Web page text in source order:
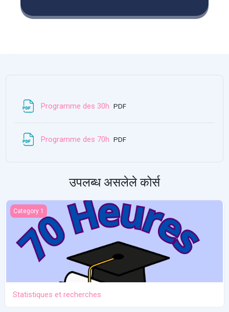
Programme des 30h साधन
PDF
Programme des 70h साधन
PDF
उपलब्ध असलेले कोर्स
Statistiques et recherches
Category 1
Statistiques et recherches